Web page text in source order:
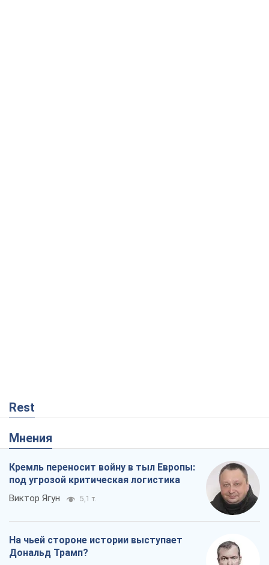
Rest
Мнения
Кремль переносит войну в тыл Европы:
под угрозой критическая логистика
Виктор Ягун 5,1 т.
На чьей стороне истории выступает
Дональд Трамп?